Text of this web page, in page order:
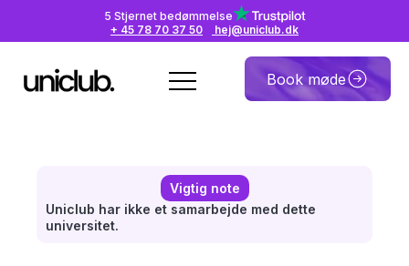
5 Stjernet bedømmelse
+ 45 78 70 37 50
hej@uniclub.dk
Book møde
Vigtig note
Uniclub har ikke et samarbejde med dette
universitet.